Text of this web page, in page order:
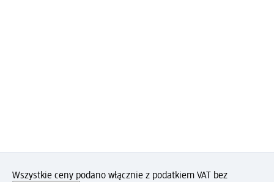
Wszystkie ceny podano włącznie z podatkiem VAT bez